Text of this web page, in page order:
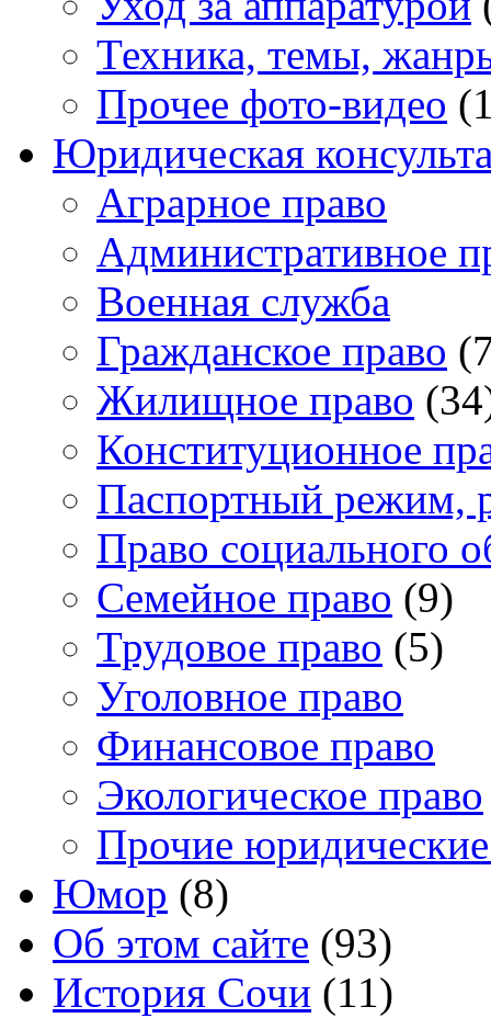
Техника, темы,
Прочее фото-видео
Юридическая
Аграрное право
Административное
Военная служба
Гражданское право
Жилищное право
Конституционное
Паспортный режим,
Право социального
Семейное право (9)
Трудовое право (5)
Уголовное право
Финансовое право
Экологическое право
Прочие
Юмор (8)
Об этом сайте (93)
История Сочи (11)